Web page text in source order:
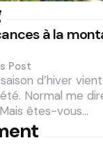
à la
Post
d’hiver
Normal me
Mais êtes-vous…